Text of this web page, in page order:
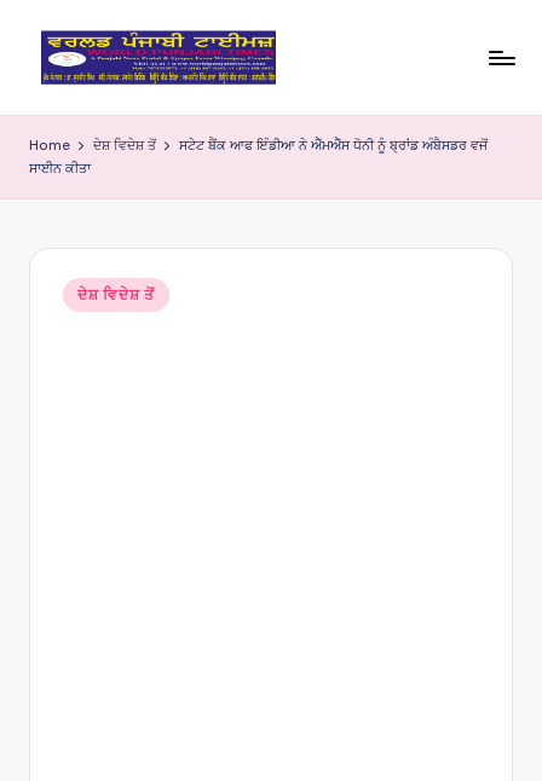
o
rl
Home ਦੇਸ਼ ਵਿਦੇਸ਼ ਤੋਂ
ਸਟੇਟ ਬੈਂਕ ਆਫ ਇੰਡੀਆ ਨੇ ਐੱਮਐੱਸ ਧੋਨੀ ਨੂੰ ਬ੍ਰਾਂਡ ਅੰਬੈਸਡਰ ਵਜੋਂ
ਸਾਈਨ ਕੀਤਾ
Posted
in
ਦੇਸ਼ ਵਿਦੇਸ਼ ਤੋਂ